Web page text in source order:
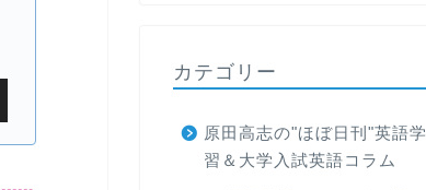
カテゴリー
原田高志の"ほぼ日刊"英語学
習＆大学入試英語コラム